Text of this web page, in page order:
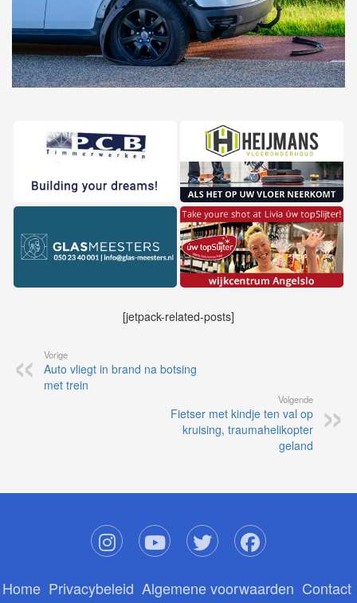
[jetpack-related-posts]
Vorige
Auto vliegt in brand na botsing
met trein
Volgende
Fietser met kindje ten val op
kruising, traumahelikopter
geland
Home Privacybeleid Algemene voorwaarden Contact